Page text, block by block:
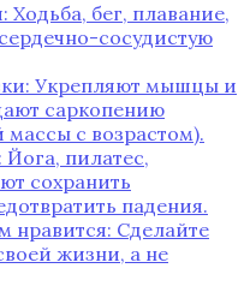
Ходьба, бег, плавание,
сосудистую
Укрепляют мышцы и
саркопению
с возрастом).
Йога, пилатес,
сохранить
падения.
нравится: Сделайте
жизни, а не